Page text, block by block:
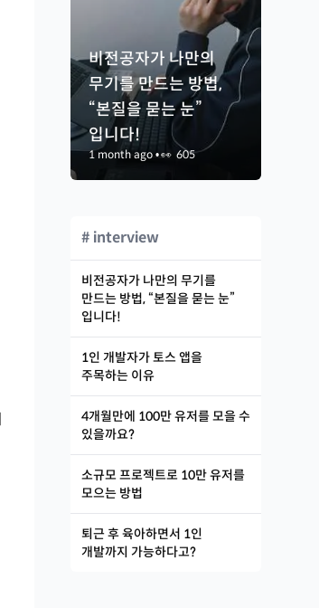
비전공자가 나만의
무기를 만드는 방법,
“본질을 묻는 눈”
입니다!
1 month ago•👀 605
# interview
비전공자가 나만의 무기를
만드는 방법, “본질을 묻는 눈”
입니다!
1인 개발자가 토스 앱을
주목하는 이유
4개월만에 100만 유저를 모을 수
있을까요?
소규모 프로젝트로 10만 유저를
모으는 방법
퇴근 후 육아하면서 1인
개발까지 가능하다고?